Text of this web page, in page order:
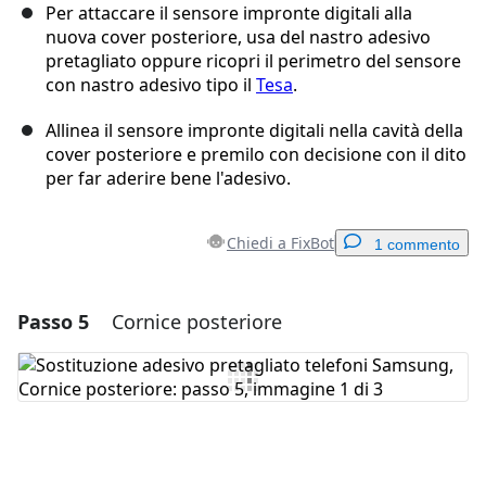
Per attaccare il sensore impronte digitali alla
nuova cover posteriore, usa del nastro adesivo
pretagliato oppure ricopri il perimetro del sensore
con nastro adesivo tipo il Tesa.
Allinea il sensore impronte digitali nella cavità della
cover posteriore e premilo con decisione con il dito
per far aderire bene l'adesivo.
Chiedi a FixBot 1 commento
Aggiungi un commento
Aggiungi Commento
Passo 5 Cornice posteriore